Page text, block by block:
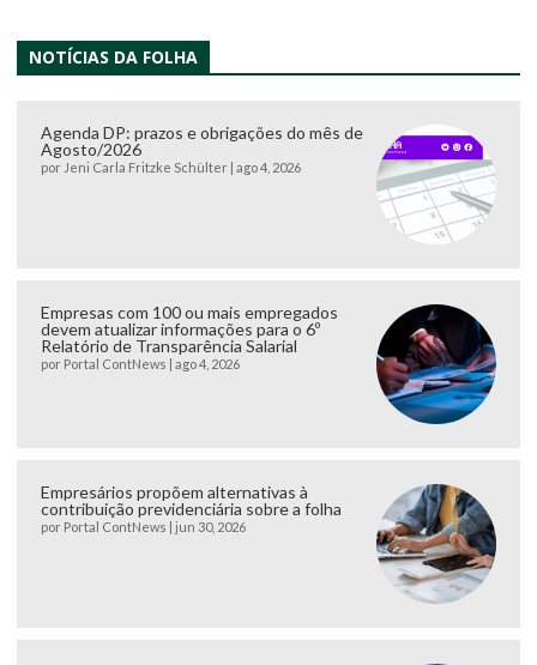
NOTÍCIAS DA FOLHA
Agenda DP: prazos e obrigações do mês de
Agosto/2026
por Jeni Carla Fritzke Schülter ago 4, 2026
Empresas com 100 ou mais empregados
devem atualizar informações para o 6º
Relatório de Transparência Salarial
por Portal ContNews ago 4, 2026
Empresários propõem alternativas à
contribuição previdenciária sobre a folha
por Portal ContNews jun 30, 2026